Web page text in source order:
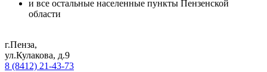
и все остальные населенные пункты Пензенской
области
г.Пенза,
ул.Кулакова, д.9
8 (8412) 21-43-73